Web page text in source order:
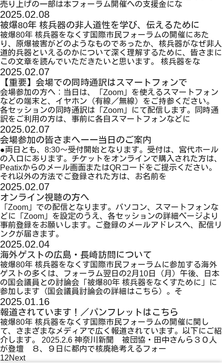
売り上げの一部は本フォーラム開催への支援金にな
2025.02.08
被爆80年 核兵器の非人道性を学び、伝えるために
被爆80年 核兵器をなくす国際市民フォーラムの開催にあた
り、原爆被害がどのようなものであったか、核兵器がなぜ非人
道的兵器といえるのかについて深く理解するために、皆さまに
この文章を読んでいただきたいと思います。 核兵器をな
2025.02.07
【重要】会場での同時通訳はスマートフォンで
会場参加の方へ：当日は、「Zoom」を使えるスマートフォン
などの端末と、イヤホン（有線／無線）をご持参ください。
各セッションの同時通訳は「Zoom」にて配信します。同時通
訳をご利用の方は、事前に各自スマートフォンなどに
2025.02.07
会場参加の皆さまへーー当日のご案内
●両日とも、8:30～受付開始となります。受付は、宮代ホール
の入口にあります。チケットをオンラインで購入された方は、
Peatixからのメール画面またはQRコードをご提示ください。
それ以外の方法でご登録された方は、お名前を
2025.02.07
オンライン視聴の方へ
「Zoom」での配信となります。パソコン、スマートフォンな
どに「Zoom」を設定のうえ、各セッションの詳細ページより
事前登録をお願いします。ご登録のメールアドレスへ、配信リ
ンクが届きます。
2025.02.04
海外ゲストの広島・長崎訪問について
被爆80年 核兵器をなくす国際市民フォーラムに参加する海外
ゲストの多くは、フォーラム翌日の2月10日（月）午後、日本
の国会議員との討論会「被爆80年 核兵器をなくすために」に
参加します（国会議員討論会の詳細はこちら）。そ
2025.01.16
報道されています！／パンフレットはこちら
被爆80年 核兵器をなくす国際市民フォーラムの開催に関し
て、さまざまなメディアで広く報道されています。以下にご紹
介します。 2025.2.6 神奈川新聞 被団協・田中さんら３０人
が登壇 ８、９日に都内で核廃絶考えるフォー
12Next